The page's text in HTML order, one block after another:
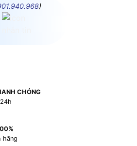
)
CHÓNG
hãng